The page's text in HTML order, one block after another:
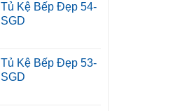
Tủ Kệ Bếp Đẹp 54-
SGD
Tủ Kệ Bếp Đẹp 53-
SGD